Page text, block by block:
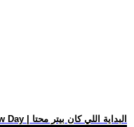
.. فيلم Spider-Man: Brand New Day | البداية اللي كان بيتر محتا